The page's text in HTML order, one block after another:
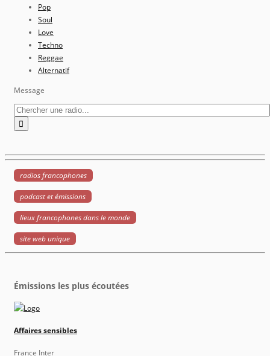
Pop
Soul
Love
Techno
Reggae
Alternatif
Message
radios francophones
podcast et émissions
lieux francophones dans le monde
site web unique
Émissions les plus écoutées
Affaires sensibles
France Inter